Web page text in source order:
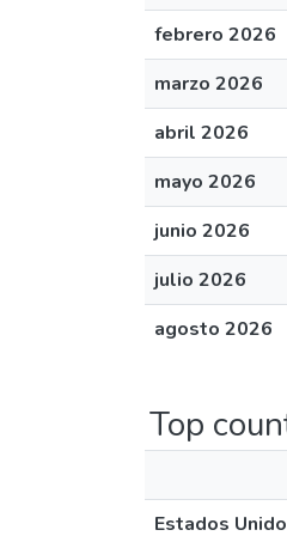
febrero 2026
marzo 2026
abril 2026
mayo 2026
junio 2026
julio 2026
agosto 2026
Top
Estados